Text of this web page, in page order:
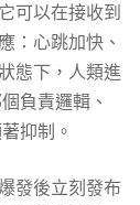
可以在接收到
：心跳加快、
態下，人類進
負責邏輯、
抑制。
發後立刻發布